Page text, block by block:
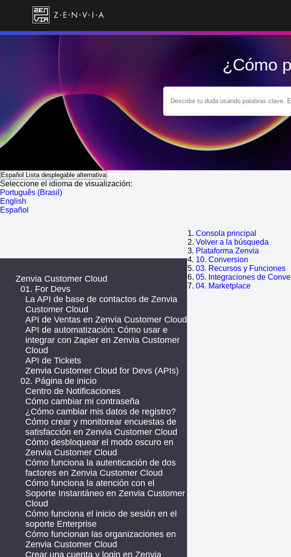
¿Cómo
Español Lista desplegable alternativa
Seleccione el idioma de visualización:
Português (Brasil)
English
Español
Consola principal
Volver a la búsqueda
Plataforma Zenvia
10. Conversion
03. Recursos y Funciones
05. Integraciones de
04. Marketplace
Zenvia Customer Cloud
01. For Devs
La API de base de contactos de Zenvia
Customer Cloud
API de Ventas en Zenvia Customer Cloud
API de automatización: Cómo usar e
integrar con Zapier en Zenvia Customer
Cloud
API de Tickets
Zenvia Customer Cloud for Devs (APIs)
02. Página de inicio
Centro de Notificaciones
Cómo cambiar mi contraseña
¿Cómo cambiar mis datos de registro?
Cómo crear y monitorear encuestas de
satisfacción en Zenvia Customer Cloud
Cómo desbloquear el modo oscuro en
Zenvia Customer Cloud
Cómo funciona la autenticación de dos
factores en Zenvia Customer Cloud
Cómo funciona la atención con el
Soporte Instantáneo en Zenvia Customer
Cloud
Cómo funciona el inicio de sesión en el
soporte Enterprise
Cómo funcionan las organizaciones en
Zenvia Customer Cloud
Crear una cuenta y login en Zenvia